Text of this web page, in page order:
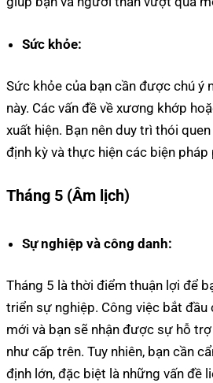
Sức khỏe:
Sức khỏe của bạn cần được chú ý
này. Các vấn đề về xương khớp
xuất hiện. Bạn nên duy trì thói
định kỳ và thực hiện các biện
Tháng 5 (Âm lịch)
Sự nghiệp và công danh:
Tháng 5 là thời điểm thuận lợi để
triển sự nghiệp. Công việc bắt
mới và bạn sẽ nhận được sự hỗ
như cấp trên. Tuy nhiên, bạn cần
định lớn, đặc biệt là những vấn đề